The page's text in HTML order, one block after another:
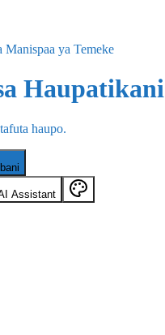
Manispaa ya Temeke
Haupatikani
haupo.
Assistant